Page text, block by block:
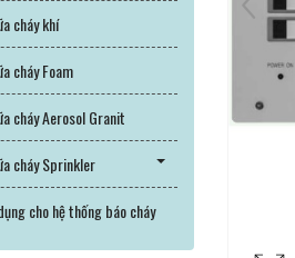
cháy khí
cháy Foam
cháy Aerosol Granit
cháy Sprinkler
cho hệ thống báo cháy